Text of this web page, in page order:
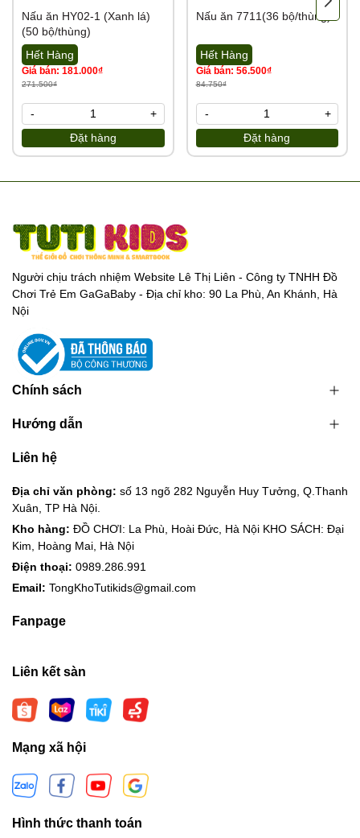
Nấu ăn HY02-1 (Xanh lá)
(50 bộ/thùng)
Hết Hàng
Giá bán: 181.000₫
271.500₫
Đặt hàng
- +
Nấu ăn 7711(36 bộ/thùng)
Hết Hàng
Giá bán: 56.500₫
84.750₫
Đặt hàng
- +
Người chịu trách nhiệm Website Lê Thị Liên - Công ty TNHH Đồ
Chơi Trẻ Em GaGaBaby - Địa chỉ kho: 90 La Phù, An Khánh, Hà
Nội
Chính sách
Hướng dẫn
Liên hệ
Địa chỉ văn phòng: số 13 ngõ 282 Nguyễn Huy Tưởng, Q.Thanh
Xuân, TP Hà Nội.
Kho hàng: ĐỒ CHƠI: La Phù, Hoài Đức, Hà Nội KHO SÁCH: Đại
Kim, Hoàng Mai, Hà Nội
Điện thoại: 0989.286.991
Email: TongKhoTutikids@gmail.com
Fanpage
Liên kết sàn
Mạng xã hội
Hình thức thanh toán